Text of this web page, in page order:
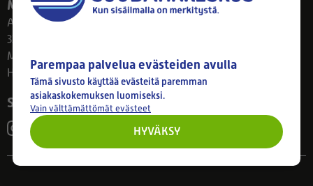
Myymälä
Ahlmanintie 61
33800 Tampere
Ma–Pe 8–17
Huom! Myymälän poikkeusaukiolot: 27.7.-21.8. klo 8-16
Seuraa meitä
Parempaa palvelua evästeiden avulla
Tämä sivusto käyttää evästeitä paremman
asiakaskokemuksen luomiseksi.
Vain välttämättömät evästeet
HYVÄKSY